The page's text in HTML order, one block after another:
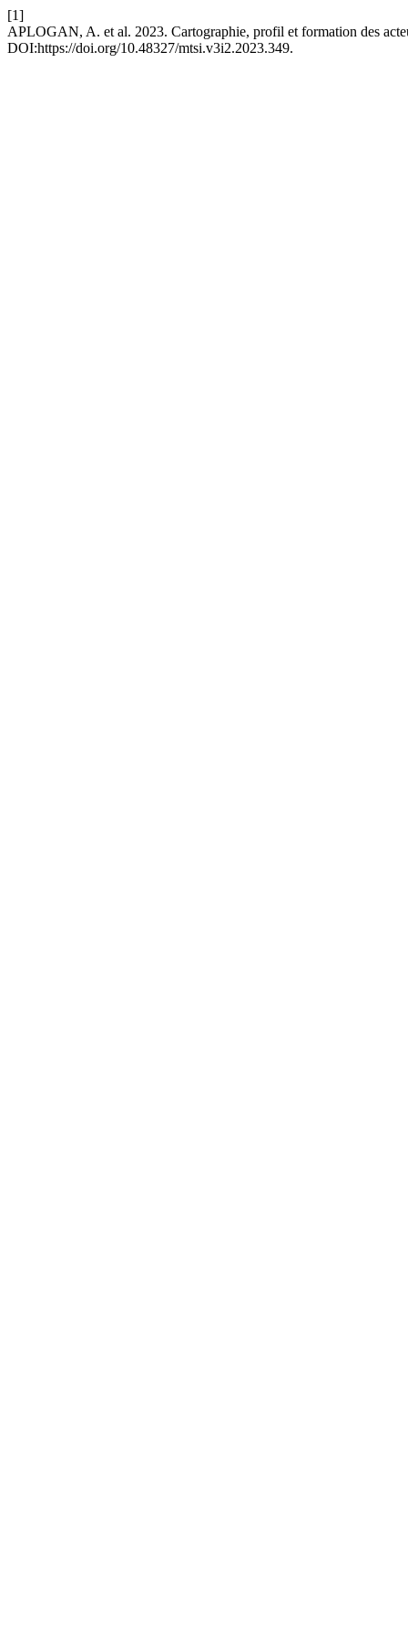
[1]
APLOGAN, A. et al. 2023. Cartographie, profil et formation des
DOI:https://doi.org/10.48327/mtsi.v3i2.2023.349.